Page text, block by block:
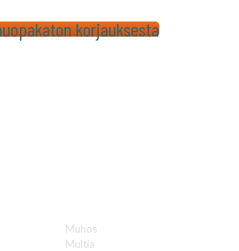
korjauksesta
Muhos
Multia